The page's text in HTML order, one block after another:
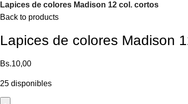
Lapices de colores Madison 12 col. cortos
Back to products
Lapices de colores Madison
Bs.10,00
25 disponibles